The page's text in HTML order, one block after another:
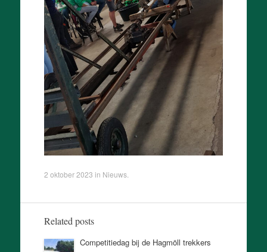
2 oktober 2023 in Nieuws.
Related posts
Competitiedag bij de Hagmöll trekkers